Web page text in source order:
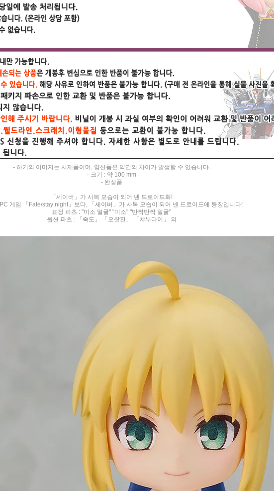
- 하기의 이미지는 시제품이며, 양산품은 약간의 차이가 발생할 수 있습니다.
- 크기 : 약 100 mm
- 완성품
「세이버」가 사복 모습이 되어 넨 드로이드화!
게임 「Fate/stay night」보다, 「세이버」가 사복 모습이 되어 넨 드로이드에 등장입니다!
표정 파츠 : "미소 얼굴" "미소" "반짝반짝 얼굴"
옵션 파츠 : 「죽도」 「오찻잔」 「챠부다이」 외